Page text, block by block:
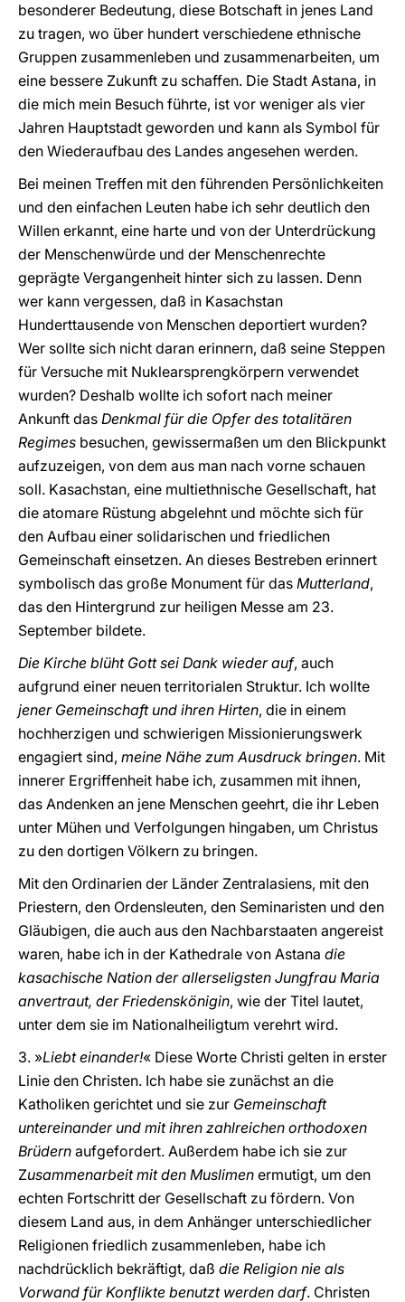
besonderer Bedeutung, diese Botschaft in jenes Land
zu tragen, wo über hundert verschiedene ethnische
Gruppen zusammenleben und zusammenarbeiten, um
eine bessere Zukunft zu schaffen. Die Stadt Astana, in
die mich mein Besuch führte, ist vor weniger als vier
Jahren Hauptstadt geworden und kann als Symbol für
den Wiederaufbau des Landes angesehen werden.
Bei meinen Treffen mit den führenden Persönlichkeiten
und den einfachen Leuten habe ich sehr deutlich den
Willen erkannt, eine harte und von der Unterdrückung
der Menschenwürde und der Menschenrechte
geprägte Vergangenheit hinter sich zu lassen. Denn
wer kann vergessen, daß in Kasachstan
Hunderttausende von Menschen deportiert wurden?
Wer sollte sich nicht daran erinnern, daß seine Steppen
für Versuche mit Nuklearsprengkörpern verwendet
wurden? Deshalb wollte ich sofort nach meiner
Ankunft das Denkmal für die Opfer des totalitären
Regimes besuchen, gewissermaßen um den Blickpunkt
aufzuzeigen, von dem aus man nach vorne schauen
soll. Kasachstan, eine multiethnische Gesellschaft, hat
die atomare Rüstung abgelehnt und möchte sich für
den Aufbau einer solidarischen und friedlichen
Gemeinschaft einsetzen. An dieses Bestreben erinnert
symbolisch das große Monument für das Mutterland,
das den Hintergrund zur heiligen Messe am 23.
September bildete.
Die Kirche blüht Gott sei Dank wieder auf, auch
aufgrund einer neuen territorialen Struktur. Ich wollte
jener Gemeinschaft und ihren Hirten, die in einem
hochherzigen und schwierigen Missionierungswerk
engagiert sind, meine Nähe zum Ausdruck bringen. Mit
innerer Ergriffenheit habe ich, zusammen mit ihnen,
das Andenken an jene Menschen geehrt, die ihr Leben
unter Mühen und Verfolgungen hingaben, um Christus
zu den dortigen Völkern zu bringen.
Mit den Ordinarien der Länder Zentralasiens, mit den
Priestern, den Ordensleuten, den Seminaristen und den
Gläubigen, die auch aus den Nachbarstaaten angereist
waren, habe ich in der Kathedrale von Astana die
kasachische Nation der allerseligsten Jungfrau Maria
anvertraut, der Friedenskönigin, wie der Titel lautet,
unter dem sie im Nationalheiligtum verehrt wird.
3. »Liebt einander!« Diese Worte Christi gelten in erster
Linie den Christen. Ich habe sie zunächst an die
Katholiken gerichtet und sie zur Gemeinschaft
untereinander und mit ihren zahlreichen orthodoxen
Brüdern aufgefordert. Außerdem habe ich sie zur
Zusammenarbeit mit den Muslimen ermutigt, um den
echten Fortschritt der Gesellschaft zu fördern. Von
diesem Land aus, in dem Anhänger unterschiedlicher
Religionen friedlich zusammenleben, habe ich
nachdrücklich bekräftigt, daß die Religion nie als
Vorwand für Konflikte benutzt werden darf. Christen